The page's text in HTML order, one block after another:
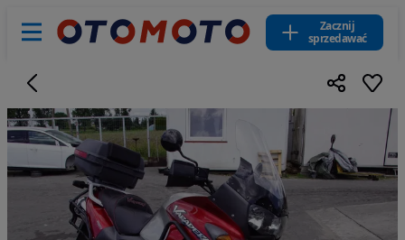
Zacznij
sprzedawać